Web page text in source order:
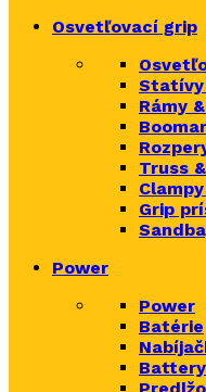
Osvetľovací grip
Rámy
Truss
Grip
Power
Power
Batérie